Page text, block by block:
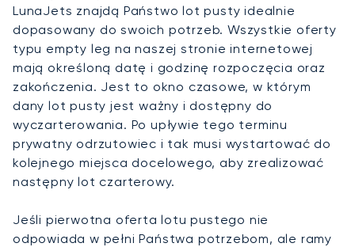
LunaJets znajdą Państwo lot pusty idealnie
dopasowany do swoich potrzeb. Wszystkie oferty
typu empty leg na naszej stronie internetowej
mają określoną datę i godzinę rozpoczęcia oraz
zakończenia. Jest to okno czasowe, w którym
dany lot pusty jest ważny i dostępny do
wyczarterowania. Po upływie tego terminu
prywatny odrzutowiec i tak musi wystartować do
kolejnego miejsca docelowego, aby zrealizować
następny lot czarterowy.
Jeśli pierwotna oferta lotu pustego nie
odpowiada w pełni Państwa potrzebom, ale ramy